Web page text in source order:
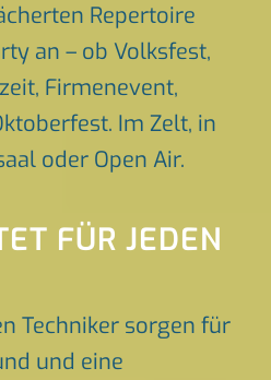
Repertoire
an – ob Volksfest,
Firmenevent,
Im Zelt, in
oder Open Air.
FÜR JEDEN
Techniker sorgen für
und eine